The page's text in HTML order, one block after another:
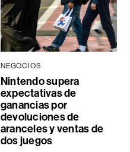
NEGOCIOS
Nintendo supera
expectativas de
ganancias por
devoluciones de
aranceles y ventas de
dos juegos